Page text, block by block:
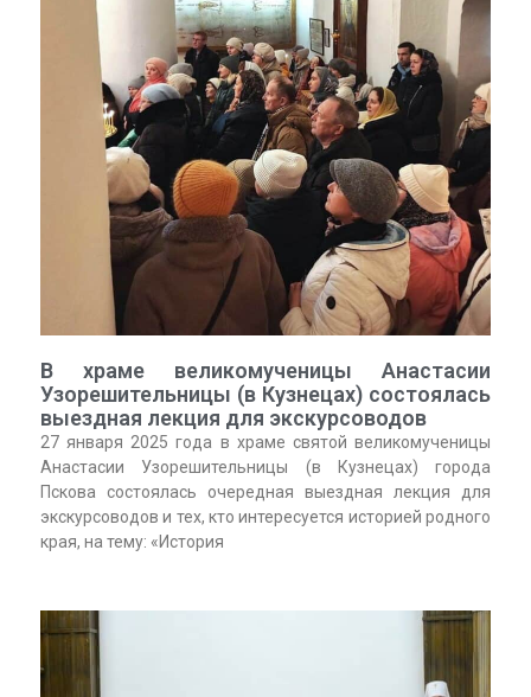
В храме великомученицы Анастасии
Узорешительницы (в Кузнецах) состоялась
выездная лекция для экскурсоводов
27 января 2025 года в храме святой великомученицы
Анастасии Узорешительницы (в Кузнецах) города
Пскова состоялась очередная выездная лекция для
экскурсоводов и тех, кто интересуется историей родного
края, на тему: «История